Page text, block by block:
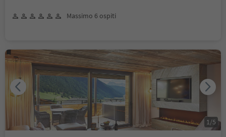
Massimo 6 ospiti
1/5